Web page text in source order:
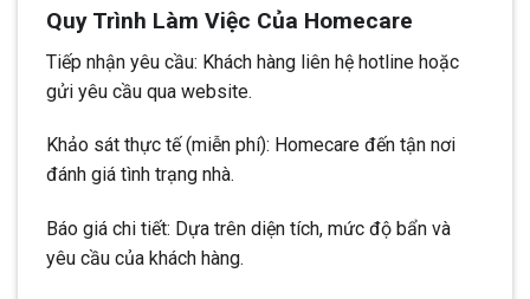
Quy Trình Làm Việc Của Homecare
Tiếp nhận yêu cầu: Khách hàng liên hệ hotline hoặc
gửi yêu cầu qua website.
Khảo sát thực tế (miễn phí): Homecare đến tận nơi
đánh giá tình trạng nhà.
Báo giá chi tiết: Dựa trên diện tích, mức độ bẩn và
yêu cầu của khách hàng.